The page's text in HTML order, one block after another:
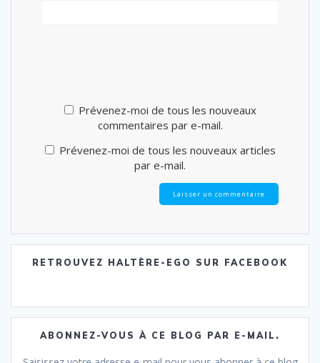
Prévenez-moi de tous les nouveaux
commentaires par e-mail.
Prévenez-moi de tous les nouveaux articles
par e-mail.
RETROUVEZ HALTÈRE-EGO SUR FACEBOOK
ABONNEZ-VOUS À CE BLOG PAR E-MAIL.